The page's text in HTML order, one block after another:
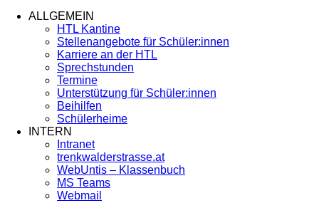
ALLGEMEIN
HTL Kantine
Stellenangebote für Schüler:innen
Karriere an der HTL
Sprechstunden
Termine
Unterstützung für Schüler:innen
Beihilfen
Schülerheime
INTERN
Intranet
trenkwalderstrasse.at
WebUntis – Klassenbuch
MS Teams
Webmail